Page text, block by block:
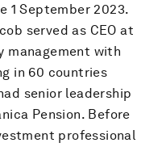
1 September 2023.
served as CEO at
management with
in 60 countries
senior leadership
Pension. Before
professional